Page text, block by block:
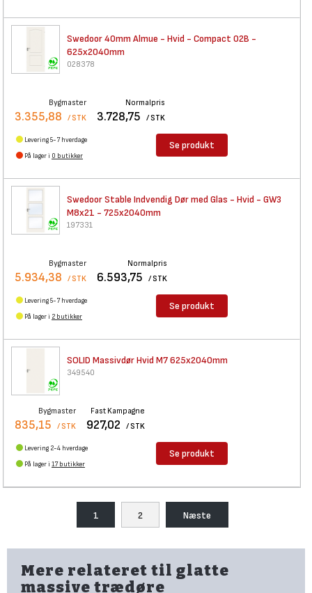
Swedoor 40mm Almue - Hvid - Compact 02B -
625x2040mm
028378
Bygmaster
3.355,88 / STK
Normalpris
3.728,75 / STK
Levering 5-7 hverdage
På lager i 0 butikker
Se produkt
Swedoor Stable Indvendig Dørmed Glas - Hvid - GW3
M8x21 - 725x2040mm
197331
Bygmaster
5.934,38 / STK
Normalpris
6.593,75 / STK
Levering 5-7 hverdage
På lager i 2 butikker
Se produkt
SOLID Massivdør Hvid M7625x2040mm
349540
Bygmaster
835,15 / STK
Fast Kampagne
927,02 / STK
Levering 2-4 hverdage
På lager i 17 butikker
Se produkt
1 2 Næste
Mere relateret til glatte
massive trædøre